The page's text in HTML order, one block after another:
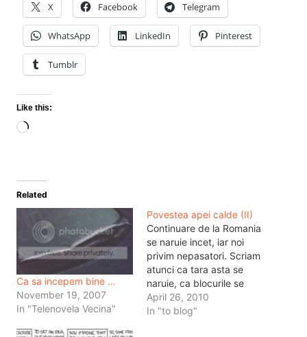
X Facebook Telegram
WhatsApp LinkedIn Pinterest
Tumblr
Like this:
Loading…
Related
Ca sa incepem bine …
November 19, 2007
In "Telenovela Vecina"
Povestea apei calde (II)
Continuare de la Romania
se naruie incet, iar noi
privim nepasatori. Scriam
atunci ca tara asta se
naruie, ca blocurile se
distrug din cauza faptului
ca au fost construite doar
April 26, 2010
In "to blog"